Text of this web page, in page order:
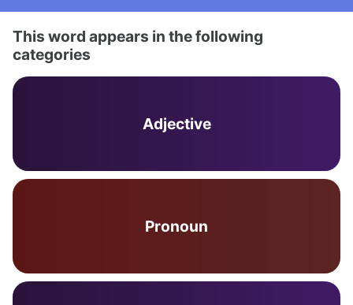
This word appears in the following
categories
Adjective
Pronoun